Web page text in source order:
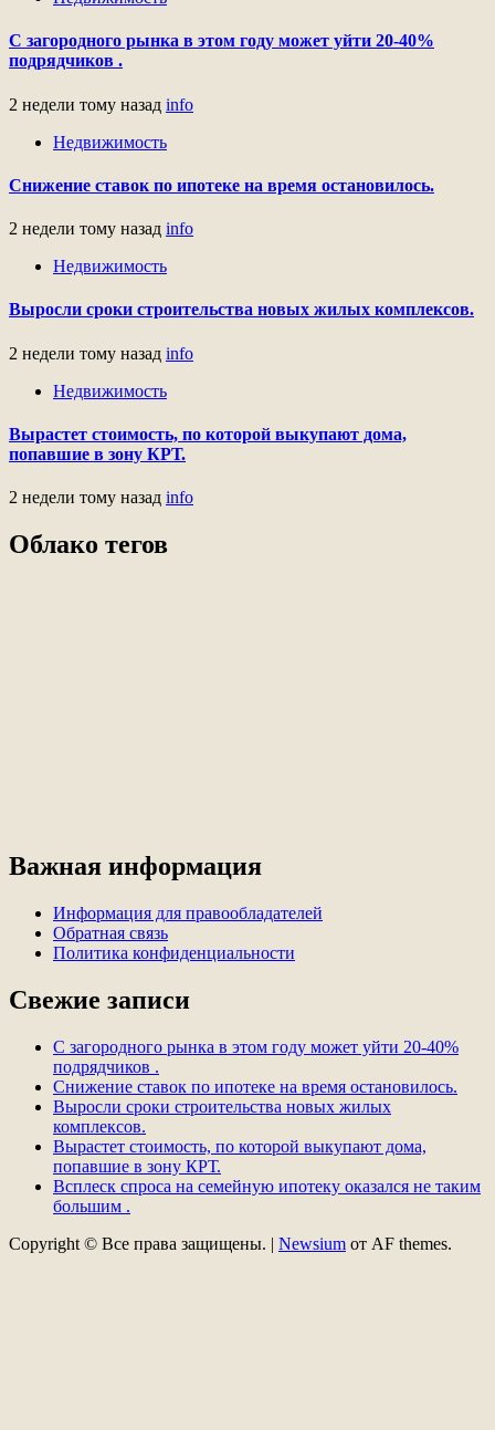
С загородного рынка в этом году может уйти 20-40%
подрядчиков .
2 недели тому назад info
Недвижимость
Снижение ставок по ипотеке на время остановилось.
2 недели тому назад info
Недвижимость
Выросли сроки строительства новых жилых комплексов.
2 недели тому назад info
Недвижимость
Вырастет стоимость, по которой выкупают дома,
попавшие в зону КРТ.
2 недели тому назад info
Облако тегов
Важная информация
Информация для правообладателей
Обратная связь
Политика конфиденциальности
Свежие записи
С загородного рынка в этом году может уйти 20-40%
подрядчиков .
Снижение ставок по ипотеке на время остановилось.
Выросли сроки строительства новых жилых
комплексов.
Вырастет стоимость, по которой выкупают дома,
попавшие в зону КРТ.
Всплеск спроса на семейную ипотеку оказался не таким
большим .
Copyright © Все права защищены. | Newsium от AF themes.